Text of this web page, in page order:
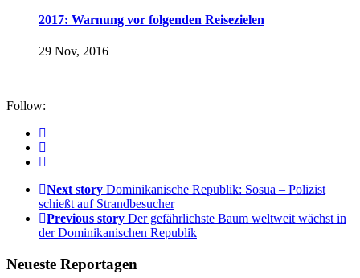
2017: Warnung vor folgenden Reisezielen
29 Nov, 2016
Follow:
Next story Dominikanische Republik: Sosua – Polizist
schießt auf Strandbesucher
Previous story Der gefährlichste Baum weltweit wächst in
der Dominikanischen Republik
Neueste Reportagen